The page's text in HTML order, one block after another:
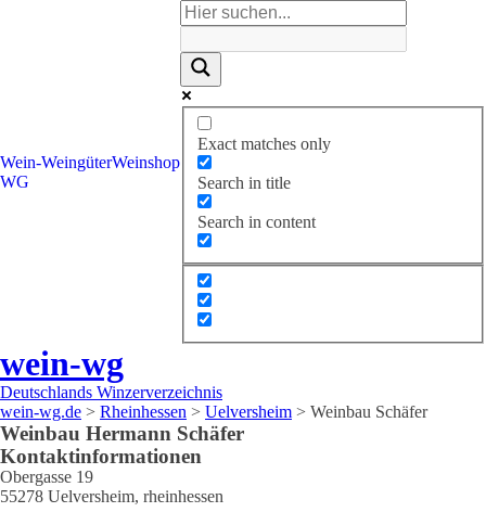
Wein-
WG
WeingüterWeinshop
Exact matches only
Search in title
Search in content
wein-wg
Deutschlands Winzerverzeichnis
wein-wg.de > Rheinhessen > Uelversheim > Weinbau Schäfer
Weinbau Hermann Schäfer
Kontaktinformationen
Obergasse 19
55278 Uelversheim, rheinhessen